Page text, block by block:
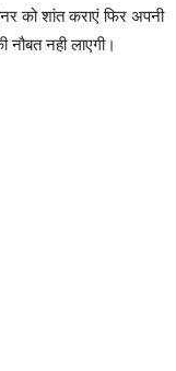
को शांत कराएं फिर अपनी
नही लाएगी।